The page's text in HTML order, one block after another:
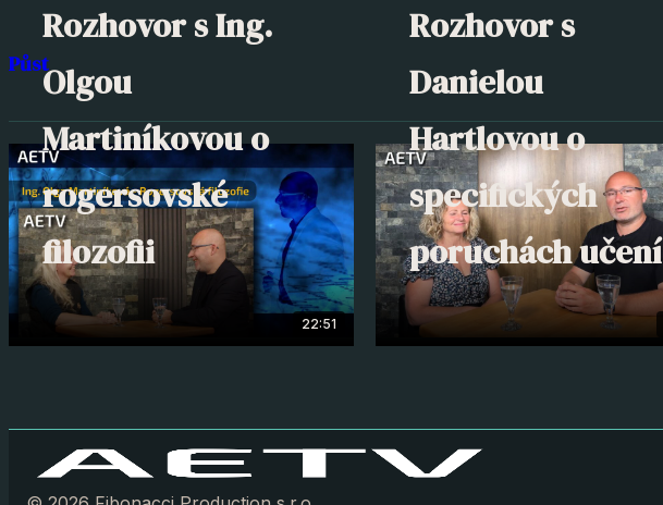
Půst
Rozhovor s Ing.
Olgou
Martiníkovou o
rogersovské
filozofii
22:51
Rozhovor s
Danielou
Hartlovou o
specifických
poruchách učení